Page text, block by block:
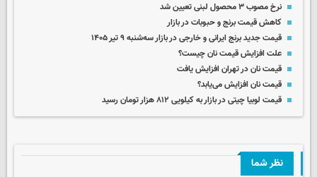
نرخ مصوب ۳ محصول لبنی تعیین شد
کاهش قیمت برنج و حبوبات در بازار
قیمت جدید برنج ایرانی و خارجی در بازار سه‌شنبه ۹ تیر ۱۴۰۵
علت افزایش قیمت نان چیست؟
قیمت نان در تهران افزایش یافت
قیمت نان افزایش می‌یابد؟
قیمت لوبیا چیتی در بازار به کیلویی ۸۱۲ هزار تومان رسید
نظر شما